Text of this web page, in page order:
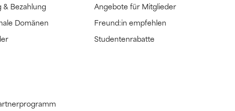
& Bezahlung
Domänen
Angebote für Mitglieder
Freund:in empfehlen
Studentenrabatte